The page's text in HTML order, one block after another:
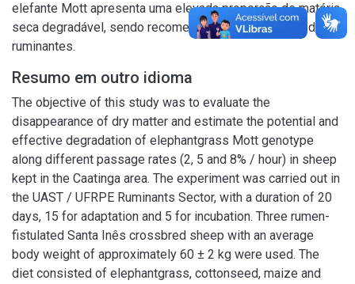
elefante Mott apresenta uma elevada proporção de matéria
seca degradável, sendo recomendado para produção de
ruminantes.
Resumo em outro idioma
The objective of this study was to evaluate the
disappearance of dry matter and estimate the potential and
effective degradation of elephantgrass Mott genotype
along different passage rates (2, 5 and 8% / hour) in sheep
kept in the Caatinga area. The experiment was carried out in
the UAST / UFRPE Ruminants Sector, with a duration of 20
days, 15 for adaptation and 5 for incubation. Three rumen-
fistulated Santa Inês crossbred sheep with an average
body weight of approximately 60 ± 2 kg were used. The
diet consisted of elephantgrass, cottonseed, maize and